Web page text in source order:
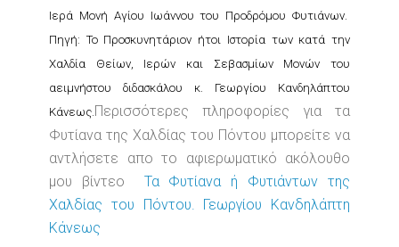
Ιερά Μονή Αγίου Ιωάννου του Προδρόμου Φυτιάνων.
Πηγή: Το Προσκυνητάριον ήτοι Ιστορία των κατά την
Χαλδία Θείων, Ιερών και Σεβασμίων Μονών του
αειμνήστου διδασκάλου κ. Γεωργίου Κανδηλάπτου
Κάνεως.Περισσότερες πληροφορίες για τα
Φυτίανα της Χαλδίας του Πόντου μπορείτε να
αντλήσετε απο το αφιερωματικό ακόλουθο
μου βίντεο Τα Φυτίανα ή Φυτιάντων της
Χαλδίας του Πόντου. Γεωργίου Κανδηλάπτη
Κάνεως